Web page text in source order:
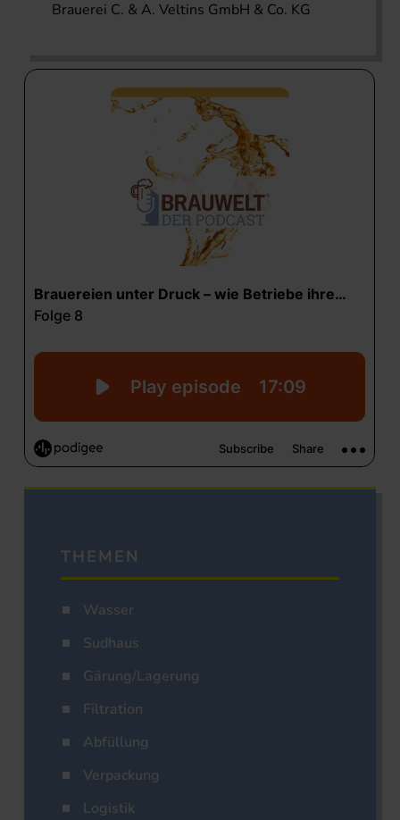
Brauerei C. & A. Veltins GmbH & Co. KG
THEMEN
Wasser
Sudhaus
Gärung/Lagerung
Filtration
Abfüllung
Verpackung
Logistik